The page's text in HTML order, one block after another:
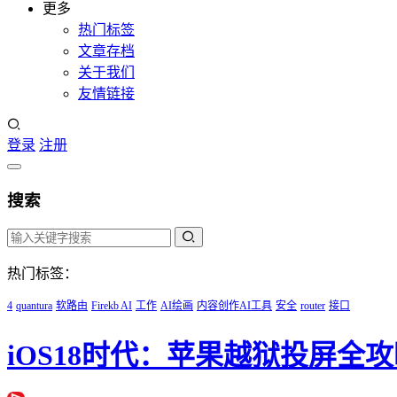
更多
热门标签
文章存档
关于我们
友情链接
登录 注册
搜索
热门标签：
4 quantura 软路由 Firekb AI 工作 AI绘画 内容创作AI工具 安全 router 接口
iOS18时代：苹果越狱投屏全